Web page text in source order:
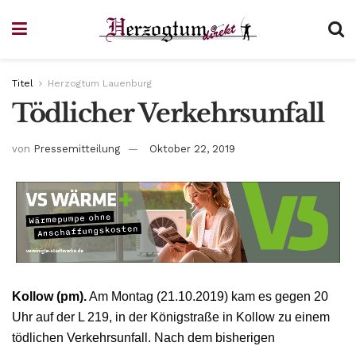
Titel Herzogtum Lauenburg
Tödlicher Verkehrsunfall
von Pressemitteilung Oktober 22, 2019
Kollow (pm).Am Montag (21.10.2019) kam es gegen 20
Uhr auf der L 219, in der Königstraße in Kollow zu einem
tödlichen Verkehrsunfall. Nach dem bisherigen